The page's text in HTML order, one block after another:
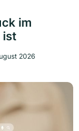
im
ist
2026